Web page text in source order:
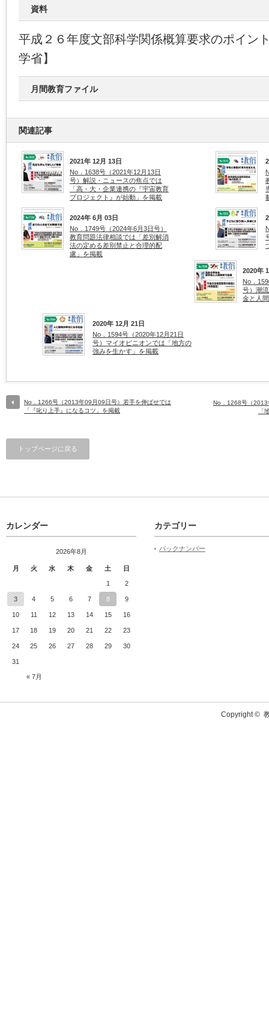
資料
平成２６年度文部科学関係概算要求のポイン
学省】
月間教育ファイル
関連記事
2021年 12月 13日
No．1638号（2021年12月13日
号）解説・ニュースの焦点では
「高・大・企業連携の『宇宙教育
プロジェクト』が始動」を掲載
2024年 6月 03日
No．1749号（2024年6月3日号）
教育問題法律相談では「差別解消
法の定める差別禁止と合理的配
慮」を掲載
2020年
No．
号）潮
金と人
2020年 12月 21日
No．1594号（2020年12月21日
号）マイオピニオンでは「地方の
強みを生かす」を掲載
No．1266号（2013年09月09日号）若手を伸ばせでは
「『叱り上手』になるコツ」を掲載
No．1268号（2013
「
トップページに戻る
カレンダー
2026年8月
月 火 水 木 金 土 日
« 7月
1 2
3 4 5 6 7 8 9
10 11 12 13 14 15 16
17 18 19 20 21 22 23
24 25 26 27 28 29 30
31
カテゴリー
バックナンバー
Copyright ©